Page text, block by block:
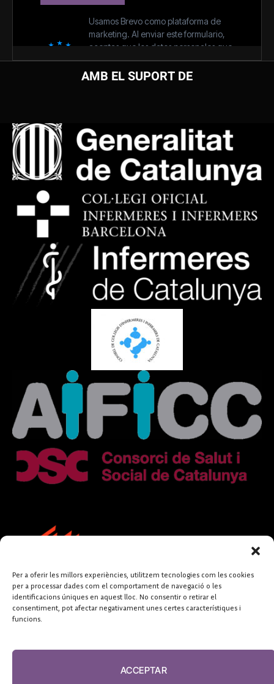
Per a oferir les millors experiències, utilitzem tecnologies com les cookies
per a processar dades com el comportament de navegació o les
identificacions úniques en aquest lloc. No consentir o retirar el
consentiment, pot afectar negativament unes certes característiques i
funcions.
ACCEPTAR
AMB EL SUPORT DE
FUNDACIÓ